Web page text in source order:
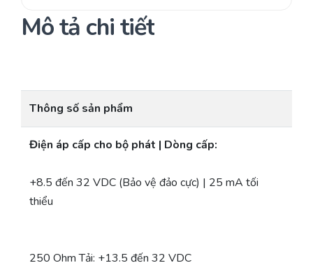
Mô tả chi tiết
Thông số sản phẩm
Điện áp cấp cho bộ phát | Dòng cấp:
+8.5 đến 32 VDC (Bảo vệ đảo cực) | 25 mA tối
thiểu
250 Ohm Tải: +13.5 đến 32 VDC